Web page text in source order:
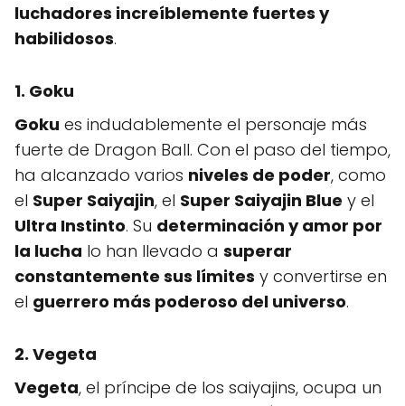
luchadores increíblemente fuertes y
habilidosos.
1. Goku
Goku es indudablemente el personaje más
fuerte de Dragon Ball. Con el paso del tiempo,
ha alcanzado varios niveles de poder, como
el Super Saiyajin, el Super Saiyajin Blue y el
Ultra Instinto. Su determinación y amor por
la lucha lo han llevado a superar
constantemente sus límites y convertirse en
el guerrero más poderoso del universo.
2. Vegeta
Vegeta, el príncipe de los saiyajins, ocupa un